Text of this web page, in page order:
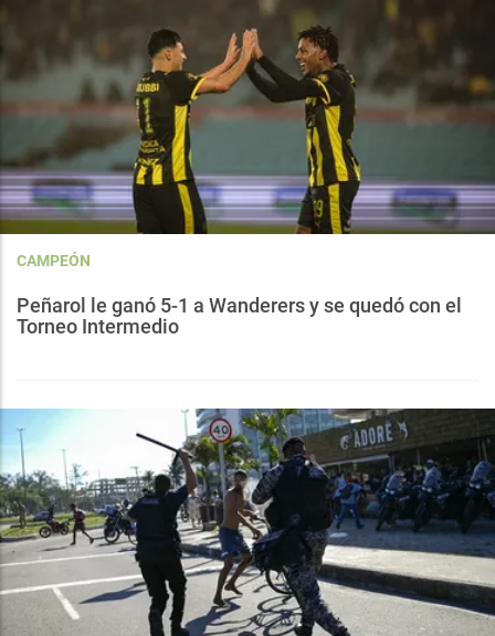
CAMPEÓN
Peñarol le ganó 5-1 a Wanderers y se quedó con el
Torneo Intermedio